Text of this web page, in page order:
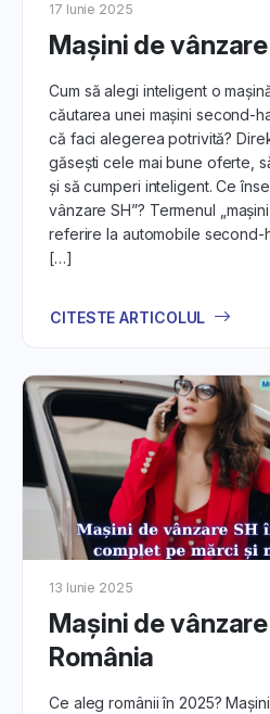
17 Iunie 2025
Mașini de
Cum să alegi inteligent o
căutarea unei mașini second-
că faci alegerea potrivită?
găsești cele mai bune oferte,
și să cumperi inteligent. Ce
vânzare SH”? Termenul
referire la automobile second-
[…]
CITESTE ARTICOLUL
13 Iunie 2025
Mașini de
România
Ce aleg românii în 2025?